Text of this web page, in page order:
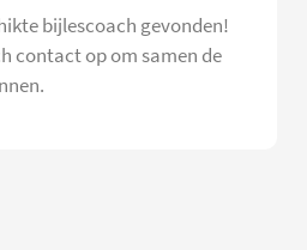
bijlescoach gevonden!
contact op om samen de